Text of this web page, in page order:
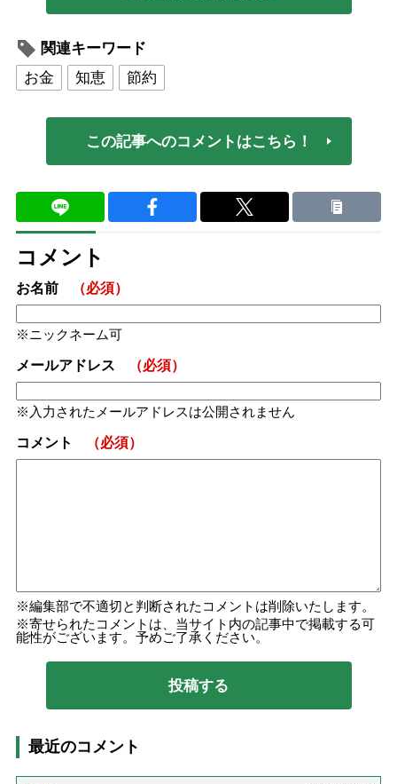
関連キーワード
お金
知恵 節約
この記事へのコメントはこちら！
コメント
お名前 （必須）
ニックネーム可
メールアドレス （必須）
入力されたメールアドレスは公開されません
コメント （必須）
編集部で不適切と判断されたコメントは削除いたします。
寄せられたコメントは、当サイト内の記事中で掲載する可
能性がございます。予めご了承ください。
最近のコメント